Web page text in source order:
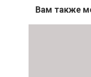
Вам также